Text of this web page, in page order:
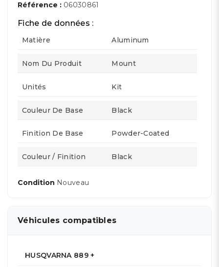
Référence : 06030861
Fiche de données :
Matière Aluminum
Nom Du Produit Mount
Unités Kit
Couleur De Base Black
Finition De Base Powder-Coated
Couleur / Finition Black
Condition Nouveau
Véhicules compatibles
HUSQVARNA 889 +